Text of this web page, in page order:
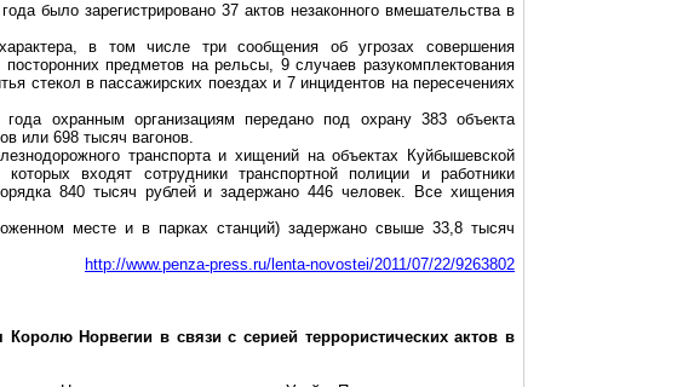
было зарегистрировано 37 актов незаконного вмешательства в
в том числе три сообщения об угрозах совершения
предметов на рельсы, 9 случаев разукомплектования
стекол в пассажирских поездах и 7 инцидентов на пересечениях
охранным организациям передано под охрану 383 объекта
или 698 тысяч вагонов.
транспорта и хищений на объектах Куйбышевской
входят сотрудники транспортной полиции и работники
840 тысяч рублей и задержано 446 человек. Все хищения
месте и в парках станций) задержано свыше 33,8 тысяч
http://www.penza-press.ru/lenta-novostei/2011/07/22/9263802
Норвегии в связи с серией террористических актов в